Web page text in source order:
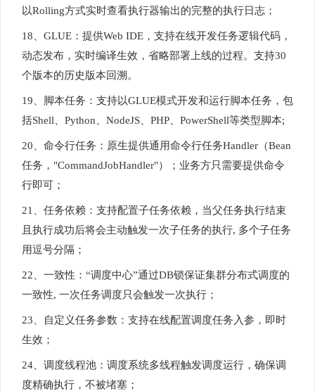
以Rolling方式实时查看执行器输出的完整的执行日志；
18、GLUE：提供Web IDE，支持在线开发任务逻辑代码，
动态发布，实时编译生效，省略部署上线的过程。支持30
个版本的历史版本回溯。
19、脚本任务：支持以GLUE模式开发和运行脚本任务，包
括Shell、Python、NodeJS、PHP、PowerShell等类型脚本;
20、命令行任务：原生提供通用命令行任务Handler（Bean
任务，"CommandJobHandler"）；业务方只需要提供命令
行即可；
21、任务依赖：支持配置子任务依赖，当父任务执行结束
且执行成功后将会主动触发一次子任务的执行, 多个子任务
用逗号分隔；
22、一致性：“调度中心”通过DB锁保证集群分布式调度的
一致性, 一次任务调度只会触发一次执行；
23、自定义任务参数：支持在线配置调度任务入参，即时
生效；
24、调度线程池：调度系统多线程触发调度运行，确保调
度精确执行，不被堵塞；